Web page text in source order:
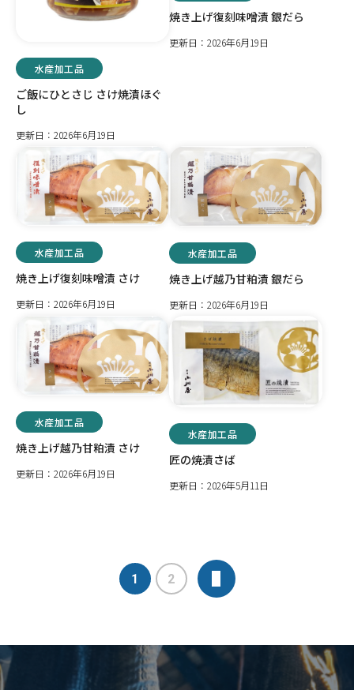
水産加工品
ご飯にひとさじ さけ焼漬ほぐ
し
更新日：2026年6月19日
焼き上げ復刻味噌漬 銀だら
更新日：2026年6月19日
水産加工品
焼き上げ復刻味噌漬 さけ
更新日：2026年6月19日
水産加工品
焼き上げ越乃甘粕漬 銀だら
更新日：2026年6月19日
水産加工品
焼き上げ越乃甘粕漬 さけ
更新日：2026年6月19日
水産加工品
匠の焼漬さば
更新日：2026年5月11日
1 2